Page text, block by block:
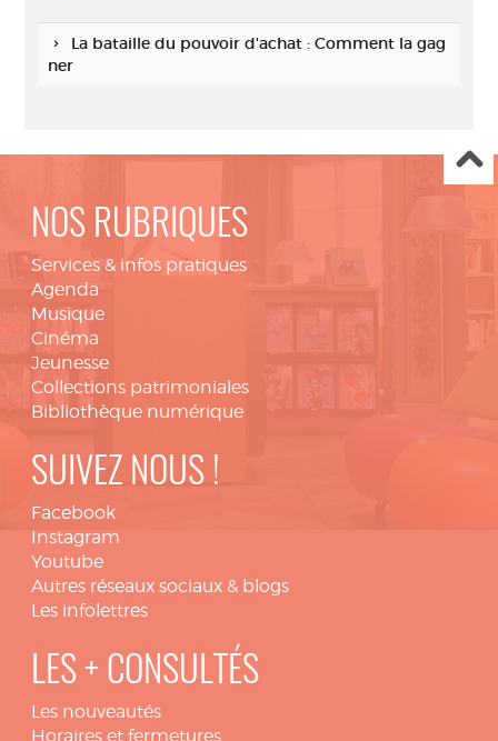
La bataille du pouvoir d'achat : Comment la gag
ner
NOS RUBRIQUES
Services & infos pratiques
Agenda
Musique
Cinéma
Jeunesse
Collections patrimoniales
Bibliothèque numérique
SUIVEZ NOUS !
Facebook
Instagram
Youtube
Autres réseaux sociaux & blogs
Les infolettres
LES + CONSULTÉS
Les nouveautés
Horaires et fermetures